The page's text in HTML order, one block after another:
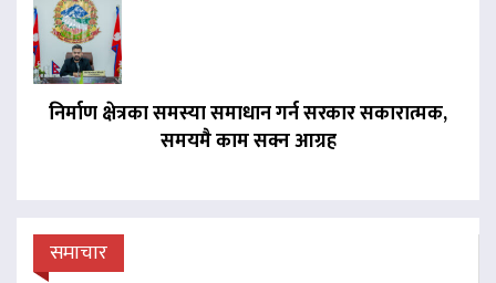
निर्माण क्षेत्रका समस्या समाधान गर्न सरकार सकारात्मक,
समयमै काम सक्न आग्रह
समाचार